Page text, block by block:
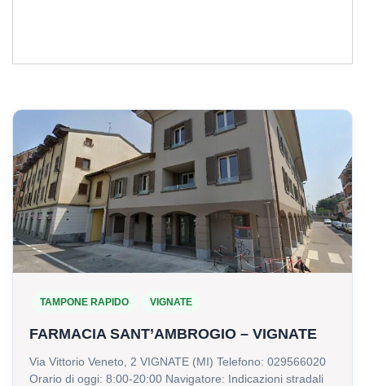
TAMPONE RAPIDO VIGNATE
FARMACIA SANT’AMBROGIO – VIGNATE
–
Via Vittorio Veneto, 2 VIGNATE (MI) Telefono: 029566020
Orario di oggi: 8:00-20:00 Navigatore: Indicazioni stradali